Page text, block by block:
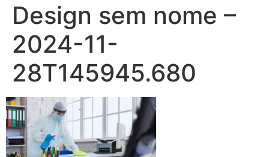
Design sem nome –
2024-11-
28T145945.680